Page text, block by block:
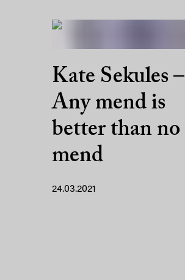
Kate Sekules –
Any mend is
better than no
mend
24.03.2021